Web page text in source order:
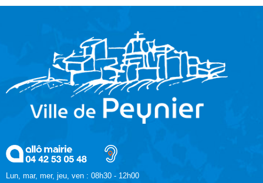
Lun, mar, mer, jeu, ven : 08h30 - 12h00